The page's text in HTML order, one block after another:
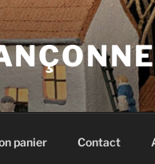
panier Contact